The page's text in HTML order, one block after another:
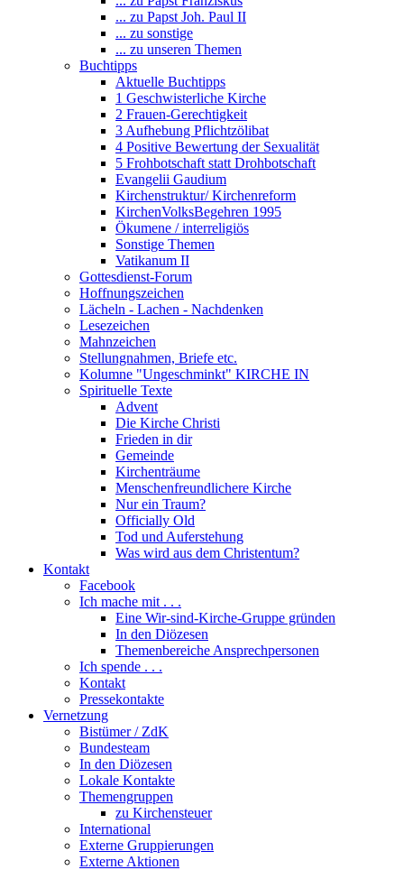
... zu Papst Joh. Paul II
... zu sonstige
... zu unseren Themen
Buchtipps
Aktuelle Buchtipps
1 Geschwisterliche Kirche
2 Frauen-Gerechtigkeit
3 Aufhebung Pflichtzölibat
4 Positive Bewertung der Sexualität
5 Frohbotschaft statt Drohbotschaft
Evangelii Gaudium
Kirchenstruktur/ Kirchenreform
KirchenVolksBegehren 1995
Ökumene / interreligiös
Sonstige Themen
Vatikanum II
Gottesdienst-Forum
Hoffnungszeichen
Lächeln - Lachen - Nachdenken
Lesezeichen
Mahnzeichen
Stellungnahmen, Briefe etc.
Kolumne "Ungeschminkt" KIRCHE IN
Spirituelle Texte
Advent
Die Kirche Christi
Frieden in dir
Gemeinde
Kirchenträume
Menschenfreundlichere Kirche
Nur ein Traum?
Officially Old
Tod und Auferstehung
Was wird aus dem Christentum?
Kontakt
Facebook
Ich mache mit . . .
Eine Wir-sind-Kirche-Gruppe gründen
In den Diözesen
Themenbereiche Ansprechpersonen
Ich spende . . .
Kontakt
Pressekontakte
Vernetzung
Bistümer / ZdK
Bundesteam
In den Diözesen
Lokale Kontakte
Themengruppen
zu Kirchensteuer
International
Externe Gruppierungen
Externe Aktionen